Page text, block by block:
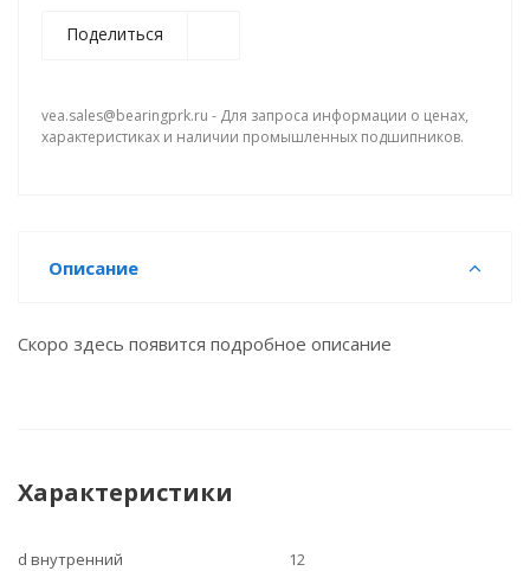
Поделиться
vea.sales@bearingprk.ru - Для запроса информации о ценах,
характеристиках и наличии промышленных подшипников.
Описание
Скоро здесь появится подробное описание
Характеристики
d внутренний
12